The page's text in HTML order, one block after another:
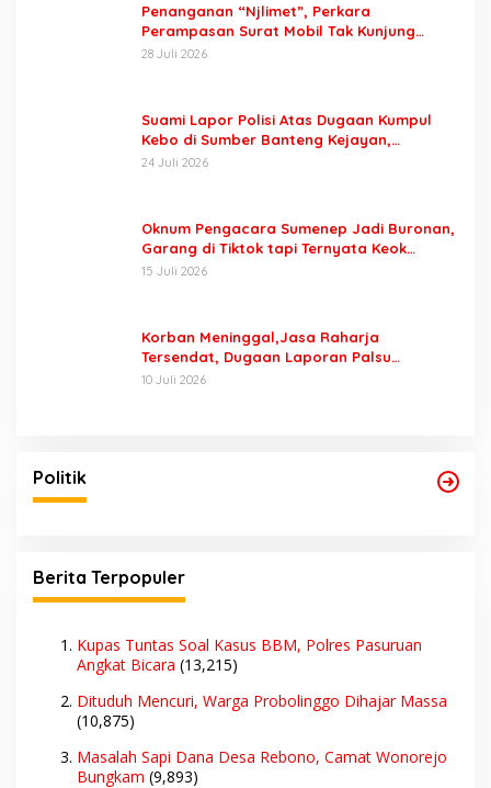
Penanganan “Njlimet”, Perkara
Perampasan Surat Mobil Tak Kunjung
Tersangka Padahal Setahun di Polres
28 Juli 2026
Suami Lapor Polisi Atas Dugaan Kumpul
Kebo di Sumber Banteng Kejayan,
Keluarga Minta Segera Ditangkap
24 Juli 2026
Oknum Pengacara Sumenep Jadi Buronan,
Garang di Tiktok tapi Ternyata Keok
Dengan Laporan Seorang Sopir
15 Juli 2026
Korban Meninggal,Jasa Raharja
Tersendat, Dugaan Laporan Palsu
Kecelakaan Tunggal Jadi Pemicu
10 Juli 2026
Politik
Berita Terpopuler
Kupas Tuntas Soal Kasus BBM, Polres Pasuruan
Angkat Bicara (13,215)
Dituduh Mencuri, Warga Probolinggo Dihajar Massa
(10,875)
Masalah Sapi Dana Desa Rebono, Camat Wonorejo
Bungkam (9,893)